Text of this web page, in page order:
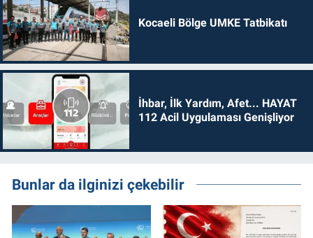
Kocaeli Bölge UMKE Tatbikatı
İhbar, İlk Yardım, Afet... HAYAT
112 Acil Uygulaması Genişliyor
Bunlar da ilginizi çekebilir